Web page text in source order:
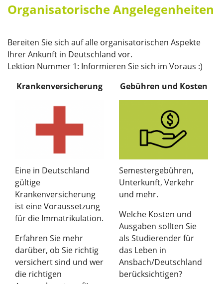
Organisatorische Angelegenheiten
Bereiten Sie sich auf alle organisatorischen Aspekte
Ihrer Ankunft in Deutschland vor.
Lektion Nummer 1: Informieren Sie sich im Voraus :)
Krankenversicherung
Eine in Deutschland
gültige
Krankenversicherung
ist eine Voraussetzung
für die Immatrikulation.
Erfahren Sie mehr
darüber, ob Sie richtig
versichert sind und wer
die richtigen
Gebühren und Kosten
Semestergebühren,
Unterkunft, Verkehr
und mehr.
Welche Kosten und
Ausgaben sollten Sie
als Studierender für
das Leben in
Ansbach/Deutschland
berücksichtigen?